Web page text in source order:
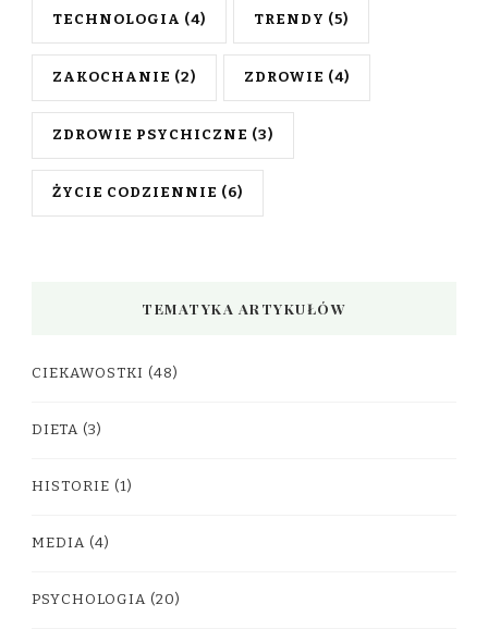
TECHNOLOGIA (4) TRENDY (5)
ZAKOCHANIE (2) ZDROWIE (4)
ZDROWIE PSYCHICZNE (3)
ŻYCIE CODZIENNIE (6)
TEMATYKA ARTYKUŁÓW
CIEKAWOSTKI (48)
DIETA (3)
HISTORIE (1)
MEDIA (4)
PSYCHOLOGIA (20)